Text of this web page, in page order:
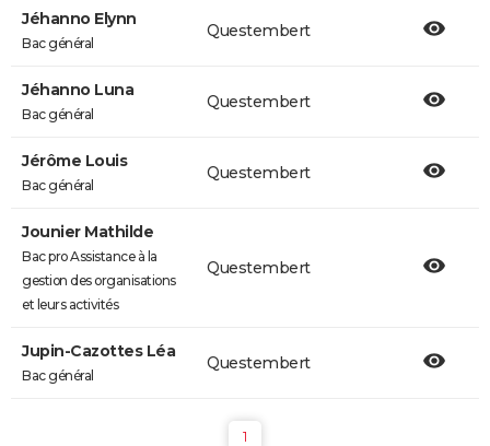
Jéhanno Elynn
Bac général
Questembert
Jéhanno Luna
Bac général
Questembert
Jérôme Louis
Bac général
Questembert
Jounier Mathilde
Bac pro Assistance à la
gestion des organisations
et leurs activités
Questembert
Jupin-Cazottes Léa
Bac général
Questembert
1